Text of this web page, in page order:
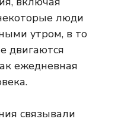
люди
утром, в то
двигаются
ежедневная
связывали